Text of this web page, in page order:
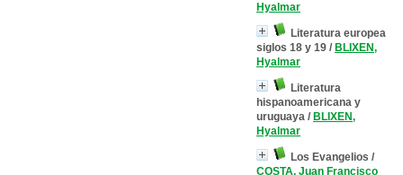
Hyalmar
Literatura europea
siglos 18 y 19 / BLIXEN,
Hyalmar
Literatura
hispanoamericana y
uruguaya / BLIXEN,
Hyalmar
Los Evangelios /
COSTA, Juan Francisco